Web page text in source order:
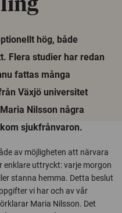
hög, både
Flera studier har redan
fattas många
Växjö universitet
Nilsson några
sjukfrånvaron.
av möjligheten att närvara
enklare uttryckt: varje morgon
stanna hemma. Detta beslut
vi har och av vår
Maria Nilsson. Det